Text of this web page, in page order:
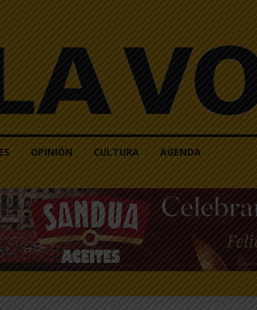
OPINIÓN CULTURA AGENDA